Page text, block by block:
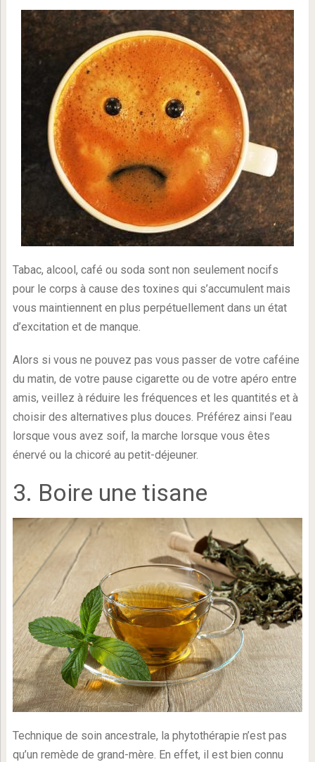
Tabac, alcool, café ou soda sont non seulement nocifs
pour le corps à cause des toxines qui s’accumulent mais
vous maintiennent en plus perpétuellement dans un état
d’excitation et de manque.
Alors si vous ne pouvez pas vous passer de votre caféine
du matin, de votre pause cigarette ou de votre apéro entre
amis, veillez à réduire les fréquences et les quantités et à
choisir des alternatives plus douces. Préférez ainsi l’eau
lorsque vous avez soif, la marche lorsque vous êtes
énervé ou la chicoré au petit-déjeuner.
3. Boire une tisane
Technique de soin ancestrale, la phytothérapie n’est pas
qu’un remède de grand-mère. En effet, il est bien connu